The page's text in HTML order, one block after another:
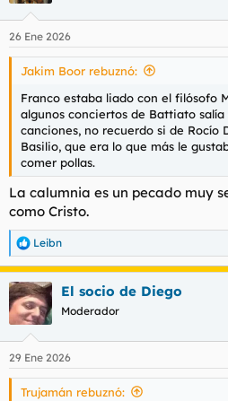
a
d
o
r
d
t
e
m
a
e
n
i
i
o
26 Ene 2026
Jakim Boor rebuznó:
Franco estaba liado con el filósofo
algunos conciertos de Battiato
canciones, no recuerdo si de Rocío
Basilio, que era lo que más le
comer pollas.
La calumnia es un pecado muy
como Cristo.
R
e
a
c
c
i
e
s
Leibn
El socio de Diego
Moderador
29 Ene 2026
Trujamán rebuznó: